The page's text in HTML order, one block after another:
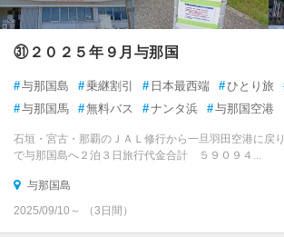
㉛２０２５年９月与那国
#与那国島 #乗継割引 # 日本最西端 #ひとり旅
#与那国馬 #無料バス #ナンタ浜 #与那国空港
石垣・宮古・那覇のＪＡＬ修行から一旦羽田空港に戻
で与那国島へ２泊３日旅行代金合計 ５９０９４...
与那国島
2025/09/10～ （3日間）